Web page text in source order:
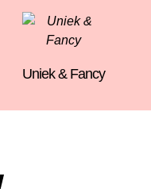
Uniek & Fancy